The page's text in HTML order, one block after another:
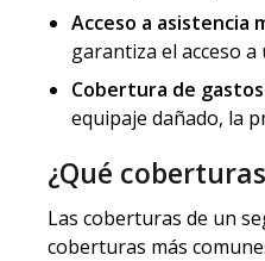
Acceso a asistencia
garantiza el acceso
Cobertura de
equipaje dañado, la
¿Qué
Las coberturas de un
coberturas más